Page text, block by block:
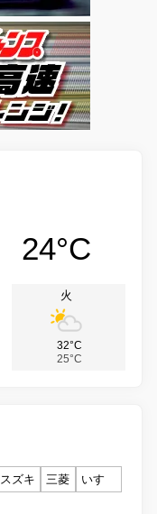
24°C
火
32°C
25°C
スズキ 三菱
いすゞ